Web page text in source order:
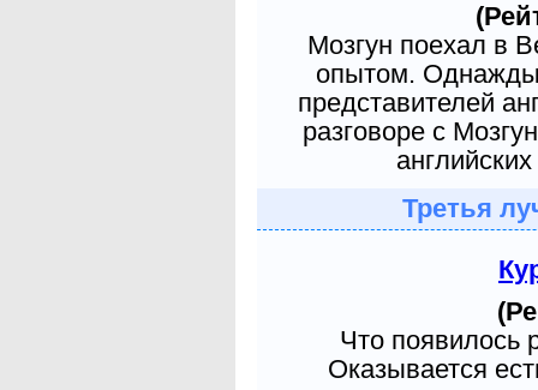
Мозгун поехал в
опытом. Однажды
представителей
разговоре с
Третья
Что появилось
Оказывается